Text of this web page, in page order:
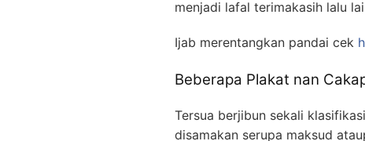
menjadi lafal terimakasih lalu
Ijab merentangkan pandai cek
Beberapa Plakat nan
Tersua berjibun sekali
disamakan serupa maksud